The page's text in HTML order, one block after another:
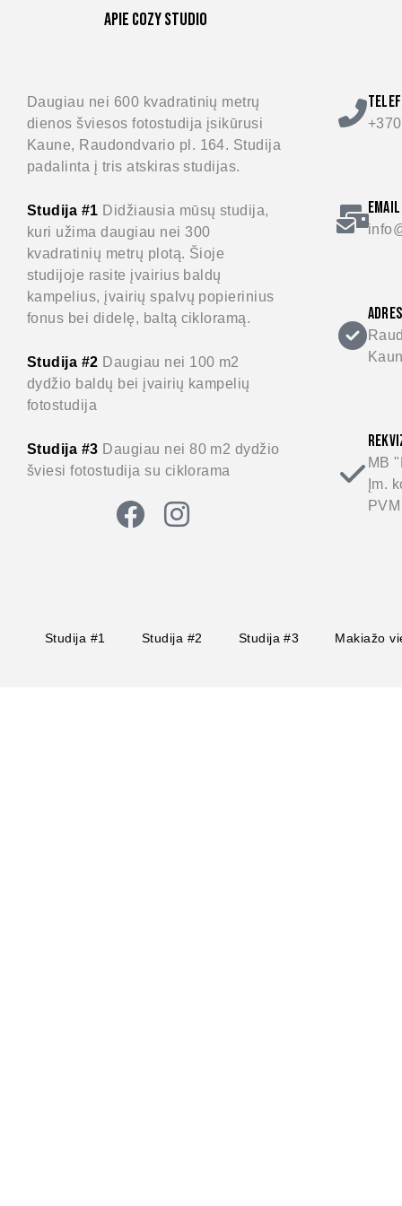
Apie Cozy Studio
Daugiau nei 600 kvadratinių metrų
dienos šviesos fotostudija įsikūrusi
Kaune, Raudondvario pl. 164. Studija
padalinta į tris atskiras studijas.
Studija #1 Didžiausia mūsų studija,
kuri užima daugiau nei 300
kvadratinių metrų plotą. Šioje
studijoje rasite įvairius baldų
kampelius, įvairių spalvų popierinius
fonus bei didelę, baltą cikloramą.
Studija #2 Daugiau nei 100 m2
dydžio baldų bei įvairių kampelių
fotostudija
Studija #3 Daugiau nei 80 m2 dydžio
šviesi fotostudija su ciklorama
EMAIL
MB
Įm.
Studija #1 Studija #2 Studija #3 Makiažo